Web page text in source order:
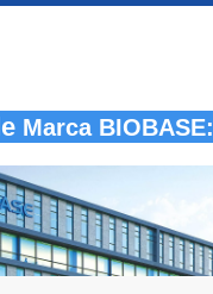
Marca BIOBASE: